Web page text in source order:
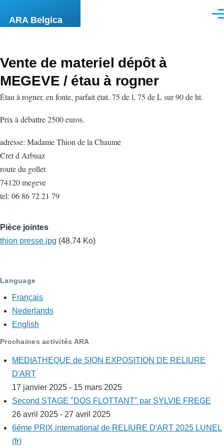
ARA Belgica
Vente de materiel dépôt à
MEGEVE / étau à rogner
Étau à rogner. en fonte, parfait état. 75 de l, 75 de L sur 90 de ht.
Prix à débattre 2500 euros.
adresse: Madame Thion de la Chaume
Cret d Arbuaz
route du gollet
74120 megeve
tel: 06 86 72 21 79
Pièce jointes
thion presse.jpg (48.74 Ko)
Language
Français
Nederlands
English
Prochaines activités ARA
MEDIATHEQUE de SION EXPOSITION DE RELIURE
D'ART
17 janvier 2025 - 15 mars 2025
Second STAGE "DOS FLOTTANT" par SYLVIE FREGE
26 avril 2025 - 27 avril 2025
6éme PRIX international de RELIURE D'ART 2025 LUNEL
(fr)